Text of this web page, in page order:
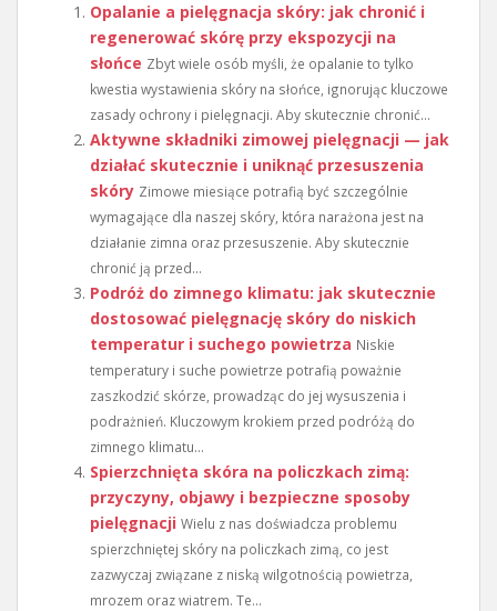
Opalanie a pielęgnacja skóry: jak chronić i
regenerować skórę przy ekspozycji na
słońce Zbyt wiele osób myśli, że opalanie to tylko
kwestia wystawienia skóry na słońce, ignorując kluczowe
zasady ochrony i pielęgnacji. Aby skutecznie chronić...
Aktywne składniki zimowej pielęgnacji — jak
działać skutecznie i uniknąć przesuszenia
skóry Zimowe miesiące potrafią być szczególnie
wymagające dla naszej skóry, która narażona jest na
działanie zimna oraz przesuszenie. Aby skutecznie
chronić ją przed...
Podróż do zimnego klimatu: jak skutecznie
dostosować pielęgnację skóry do niskich
temperatur i suchego powietrza Niskie
temperatury i suche powietrze potrafią poważnie
zaszkodzić skórze, prowadząc do jej wysuszenia i
podrażnień. Kluczowym krokiem przed podróżą do
zimnego klimatu...
Spierzchnięta skóra na policzkach zimą:
przyczyny, objawy i bezpieczne sposoby
pielęgnacji Wielu z nas doświadcza problemu
spierzchniętej skóry na policzkach zimą, co jest
zazwyczaj związane z niską wilgotnością powietrza,
mrozem oraz wiatrem. Te...